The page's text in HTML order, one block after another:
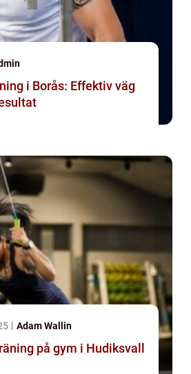
i Borås: Effektiv väg
Adam Wallin
på gym i Hudiksvall